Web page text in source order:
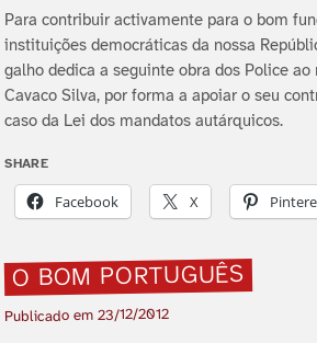
Para contribuir activamente para o bom
instituições democráticas da nossa
galho dedica a seguinte obra dos Police ao
Cavaco Silva, por forma a apoiar o seu
caso da Lei dos mandatos autárquicos.
SHARE
Facebook X
O BOM PORTUGUÊS
Publicado em23/12/2012